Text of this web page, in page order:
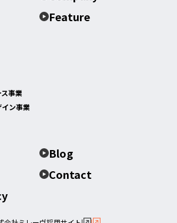
Feature
事業
ン事業
Blog
Contact